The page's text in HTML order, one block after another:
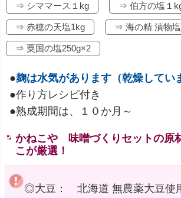
⇒ シママース１kg ⇒ 伯方の塩１
⇒ 赤穂の天塩1kg ⇒ 海の精 漬物
⇒ 粟国の塩250g×2
●麹は水気があります（乾燥してい
●作り方レシピ付き
●熟成期間は、１０か月～
かねこや 味噌づくりセットの原
こが厳選！
◎大豆： 北海道 無農薬大豆使